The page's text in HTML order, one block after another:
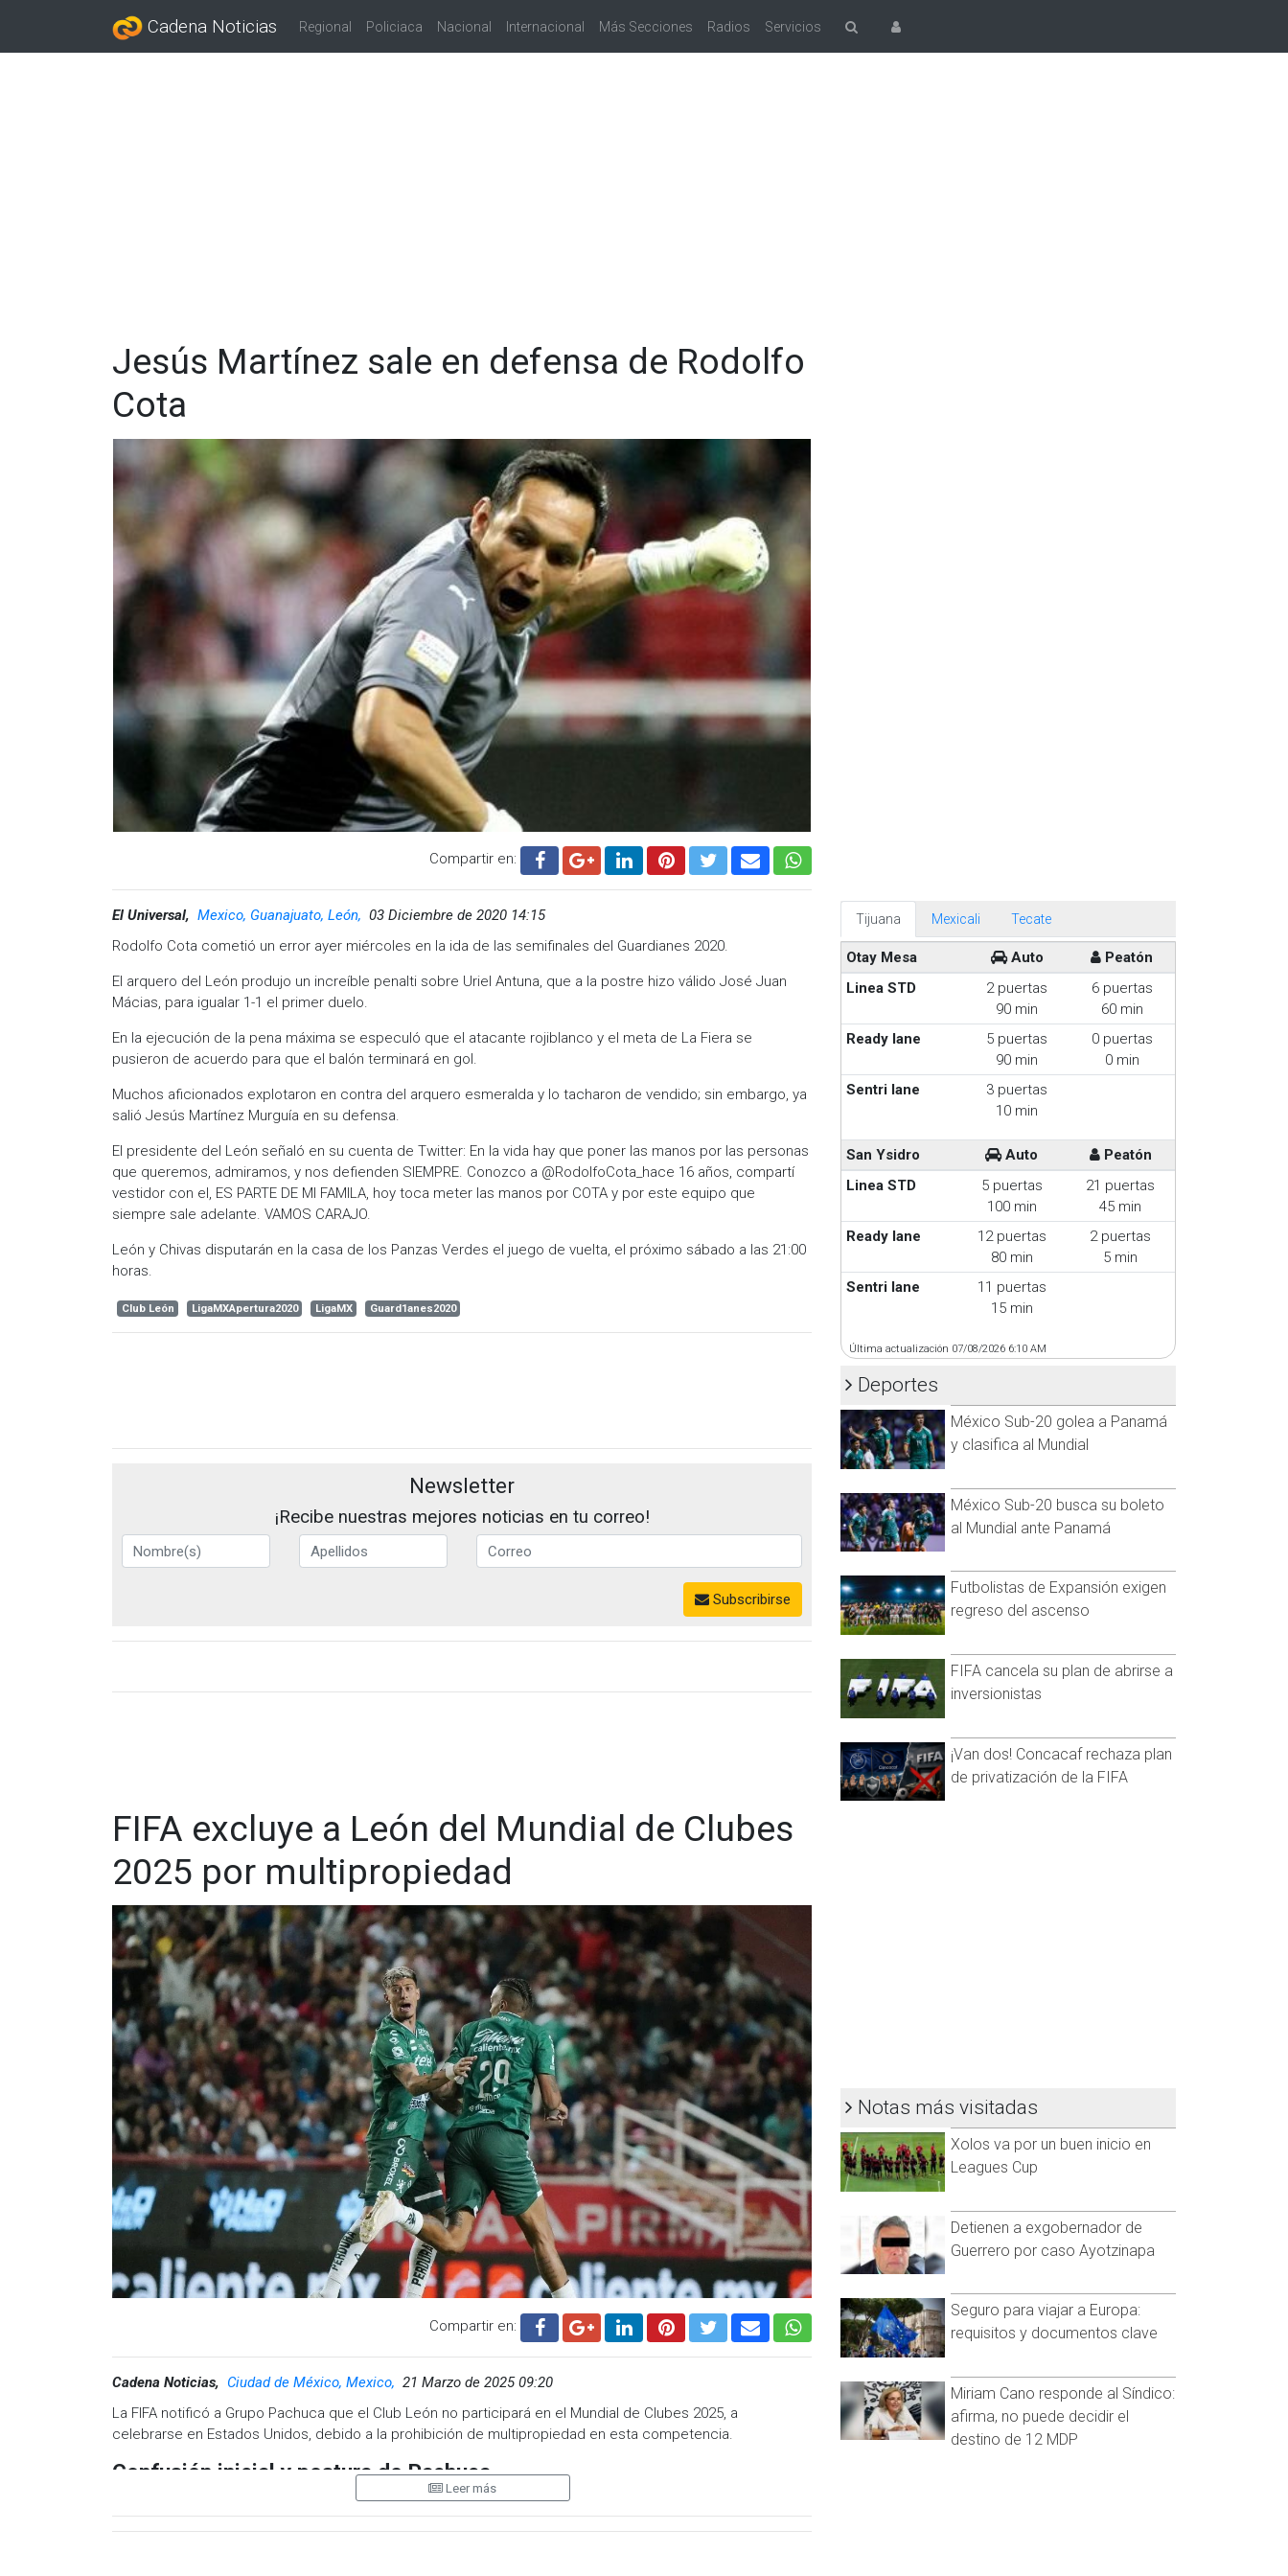
Cadena Noticias Regional Policiaca Nacional Internacional Más Secciones Radios Servicios
Jesús Martínez sale en defensa de Rodolfo
Cota
Compartir en:
El Universal, Mexico, Guanajuato, León, 03 Diciembre de 2020 14:15
Rodolfo Cota cometió un error ayer miércoles en la ida de las semifinales del Guardianes 2020.
El arquero del León produjo un increíble penalti sobre Uriel Antuna, que a la postre hizo válido José Juan
Mácias, para igualar 1-1 el primer duelo.
En la ejecución de la pena máxima se especuló que el atacante rojiblanco y el meta de La Fiera se
pusieron de acuerdo para que el balón terminará en gol.
Muchos aficionados explotaron en contra del arquero esmeralda y lo tacharon de vendido; sin embargo, ya
salió Jesús Martínez Murguía en su defensa.
El presidente del León señaló en su cuenta de Twitter: En la vida hay que poner las manos por las personas
que queremos, admiramos, y nos defienden SIEMPRE. Conozco a @RodolfoCota_hace 16 años, compartí
vestidor con el, ES PARTE DE MI FAMILA, hoy toca meter las manos por COTA y por este equipo que
siempre sale adelante. VAMOS CARAJO.
León y Chivas disputarán en la casa de los Panzas Verdes el juego de vuelta, el próximo sábado a las 21:00
horas.
Club León LigaMXApertura2020 LigaMX Guard1anes2020
Newsletter
¡Recibe nuestras mejores noticias en tu correo!
Subscribirse
FIFA excluye a León del Mundial de Clubes
2025 por multipropiedad
Compartir en:
Cadena Noticias, Ciudad de México, Mexico, 21 Marzo de 2025 09:20
La FIFA notificó a Grupo Pachuca que el Club León no participará en el Mundial de Clubes 2025, a
celebrarse en Estados Unidos, debido a la prohibición de multipropiedad en esta competencia.
Confusión inicial y postura de Pachuca
En un primer comunicado, Pachuca informó que uno de sus dos equipos (Pachuca o León) quedaría fuera
Leer más
Tijuana Mexicali Tecate
Otay Mesa Auto
Peatón
Linea STD
2 puertas
90 min
6 puertas
60 min
Ready lane
5 puertas
90 min
0 puertas
0 min
Sentri lane
3 puertas
10 min
San Ysidro Auto
Peatón
Linea STD
5 puertas
100 min
21 puertas
45 min
Ready lane
12 puertas
80 min
2 puertas
5 min
Sentri lane
11 puertas
15 min
Última actualización 07/08/2026 6:10 AM
Deportes
México Sub-20 golea a Panamá
y clasifica al Mundial
México Sub-20 busca su boleto
al Mundial ante Panamá
Futbolistas de Expansión exigen
regreso del ascenso
FIFA cancela su plan de abrirse a
inversionistas
¡Van dos! Concacaf rechaza plan
de privatización de la FIFA
Notas más visitadas
Xolos va por un buen inicio en
Leagues Cup
Detienen a exgobernador de
Guerrero por caso Ayotzinapa
Seguro para viajar a Europa:
requisitos y documentos clave
Miriam Cano responde al Síndico:
afirma, no puede decidir el
destino de 12 MDP